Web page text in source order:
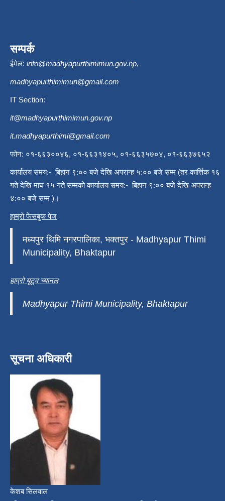
सम्पर्क
ईमेल: info@madhyapurthimimun.gov.np,
madhyapurthimimun@gmail.com
IT Section:
it@madhyapurthimimun.gov.np
it.madhyapurthimi@gmail.com
फोन: ०१-६६३००४६, ०१-६६३१४०५, ०१-६६३५७०४, ०१-६६३७६५२
कार्यालय समय:- बिहान ९:०० बजे देखि अपरान्ह ५:०० बजे सम्म (तर कार्त्तिक १६
गते देखि माघ १५ गते सम्मको कार्यालय समय:- बिहान ९:०० बजे देखि अपरान्ह
४:०० बजे सम्म )।
हाम्रो फेसबुक पेज
मध्यपुर थिमि नगरपालिका, भक्तपुर - Madhyapur Thimi
Municipality, Bhaktapur
हाम्रो यूटुव च्यानल
Madhyapur Thimi Municipality, Bhaktapur
सूचना अधिकारी
केशब सिलवाल